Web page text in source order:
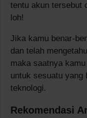
tentu akun tersebut
loh!
Jika kamu benar-
dan telah
maka saatnya kamu
untuk sesuatu yang
teknologi.
Rekomendasi